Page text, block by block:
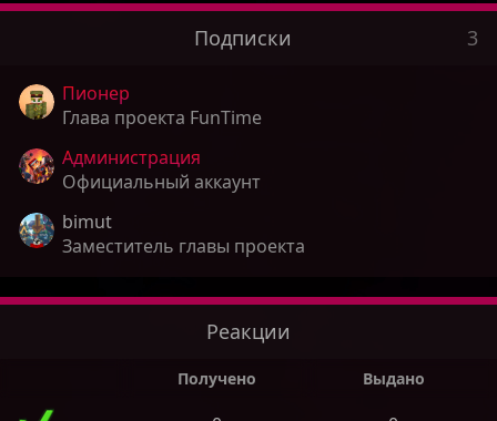
Подписки 3
Пионер
Глава проекта FunTime
Администрация
Официальный аккаунт
bimut
Заместитель главы проекта
Реакции
Получено Выдано